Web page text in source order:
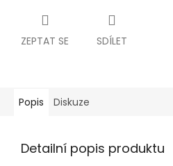
ZEPTAT SE SDÍLET
Popis Diskuze
Detailní popis produktu